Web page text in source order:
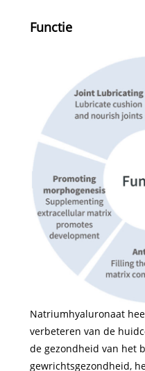
Functie
Natriumhyaluronaat
verbeteren van de
de gezondheid van het
gewrichtsgezondheid,